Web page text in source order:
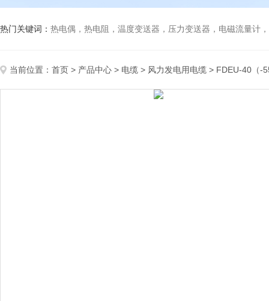
热门关键词： 热电偶，热电阻，温度变送器，压力变送器，电磁流量计，
当前位置： 首页 > 产品中心 > 电缆 > 风力发电用电缆 > FDEU-40（-